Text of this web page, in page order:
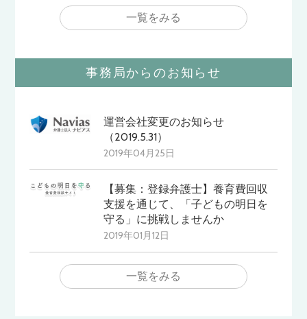
一覧をみる
事務局からのお知らせ
運営会社変更のお知らせ
（2019.5.31）
2019年04月25日
【募集：登録弁護士】養育費回収
支援を通じて、「子どもの明日を
守る」に挑戦しませんか
2019年01月12日
一覧をみる